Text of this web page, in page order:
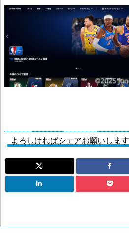
よろしければシェアお願いします